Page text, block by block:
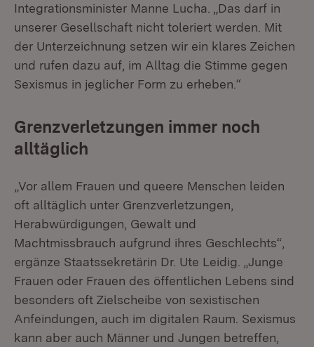
Integrationsminister Manne Lucha. „Das darf in
unserer Gesellschaft nicht toleriert werden. Mit
der Unterzeichnung setzen wir ein klares Zeichen
und rufen dazu auf, im Alltag die Stimme gegen
Sexismus in jeglicher Form zu erheben.“
Grenzverletzungen immer noch
alltäglich
„Vor allem Frauen und queere Menschen leiden
oft alltäglich unter Grenzverletzungen,
Herabwürdigungen, Gewalt und
Machtmissbrauch aufgrund ihres Geschlechts“,
ergänze Staatssekretärin Dr. Ute Leidig. „Junge
Frauen oder Frauen des öffentlichen Lebens sind
besonders oft Zielscheibe von sexistischen
Anfeindungen, auch im digitalen Raum. Sexismus
kann aber auch Männer und Jungen betreffen,